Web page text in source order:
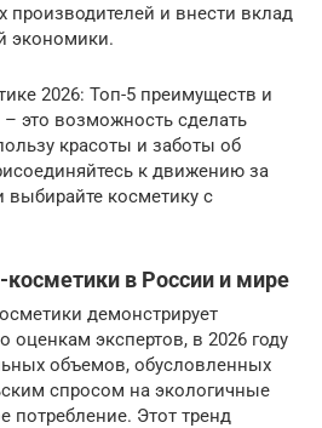
производителей и внести вклад
экономики.
2026: Топ-5 преимуществ и
это возможность сделать
красоты и заботы об
к движению за
выбирайте косметику с
в России и мире
демонстрирует
оценкам экспертов, в 2026 году
объемов, обусловленных
спросом на экологичные
потребление. Этот тренд